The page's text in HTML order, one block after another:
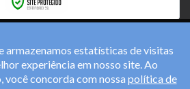
armazenamos estatísticas de visitas
experiência em nosso site. Ao
você concorda com nossa política de